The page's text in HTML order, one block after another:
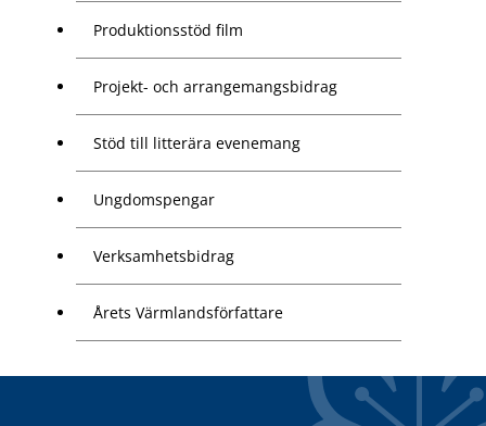
Produktionsstöd film
Projekt- och arrangemangsbidrag
Stöd till litterära evenemang
Ungdomspengar
Verksamhetsbidrag
Årets Värmlandsförfattare